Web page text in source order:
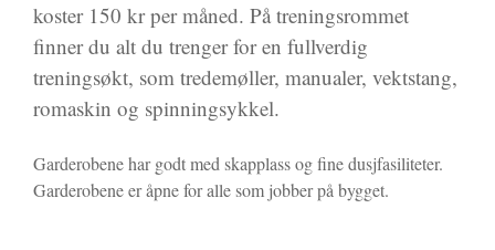
koster 150 kr per måned. På treningsrommet
finner du alt du trenger for en fullverdig
treningsøkt, som tredemøller, manualer, vektstang,
romaskin og spinningsykkel.
Garderobene har godt med skapplass og fine dusjfasiliteter.
Garderobene er åpne for alle som jobber på bygget.